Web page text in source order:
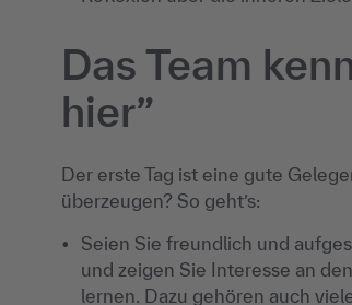
Das Team
hier”
Der erste Tag ist eine gute
überzeugen? So geht’s:
Seien Sie freundlich und
und zeigen Sie Interesse an
lernen. Dazu gehören auch